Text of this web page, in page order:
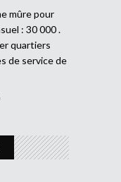
mûre pour
: 30 000 .
quartiers
de service de